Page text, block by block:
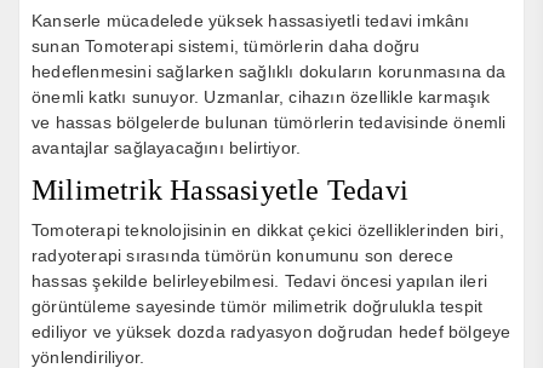
Kanserle mücadelede yüksek hassasiyetli tedavi imkânı
sunan Tomoterapi sistemi, tümörlerin daha doğru
hedeflenmesini sağlarken sağlıklı dokuların korunmasına da
önemli katkı sunuyor. Uzmanlar, cihazın özellikle karmaşık
ve hassas bölgelerde bulunan tümörlerin tedavisinde önemli
avantajlar sağlayacağını belirtiyor.
Milimetrik Hassasiyetle Tedavi
Tomoterapi teknolojisinin en dikkat çekici özelliklerinden biri,
radyoterapi sırasında tümörün konumunu son derece
hassas şekilde belirleyebilmesi. Tedavi öncesi yapılan ileri
görüntüleme sayesinde tümör milimetrik doğrulukla tespit
ediliyor ve yüksek dozda radyasyon doğrudan hedef bölgeye
yönlendiriliyor.